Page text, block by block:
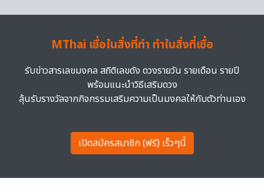
MThai เชื่อในสิ่งที่ทำ ทำในสิ่งที่เชื่อ
รับข่าวสารเลขมงคล สถิติเลขดัง ดวงรายวัน รายเดือน รายปี
พร้อมแนะนำวิธีเสริมดวง
ลุ้นรับรางวัลจากกิจกรรมเสริมความเป็นมงคลให้กับตัวท่านเอง
เปิดสมัครสมาชิก (ฟรี) เร็วๆนี้